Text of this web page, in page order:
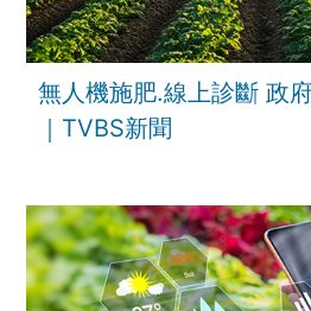
無人機施肥.線上診斷 政
｜TVBS新聞